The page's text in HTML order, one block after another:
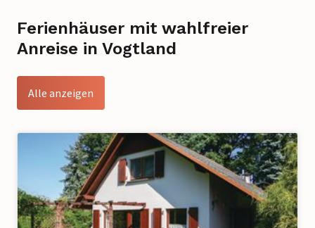
Ferienhäuser mit wahlfreier
Anreise in Vogtland
Alle anzeigen